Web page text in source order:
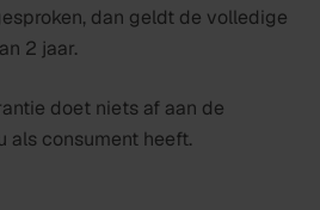
dan geldt de volledige
2 jaar.
doet niets af aan de
als consument heeft.